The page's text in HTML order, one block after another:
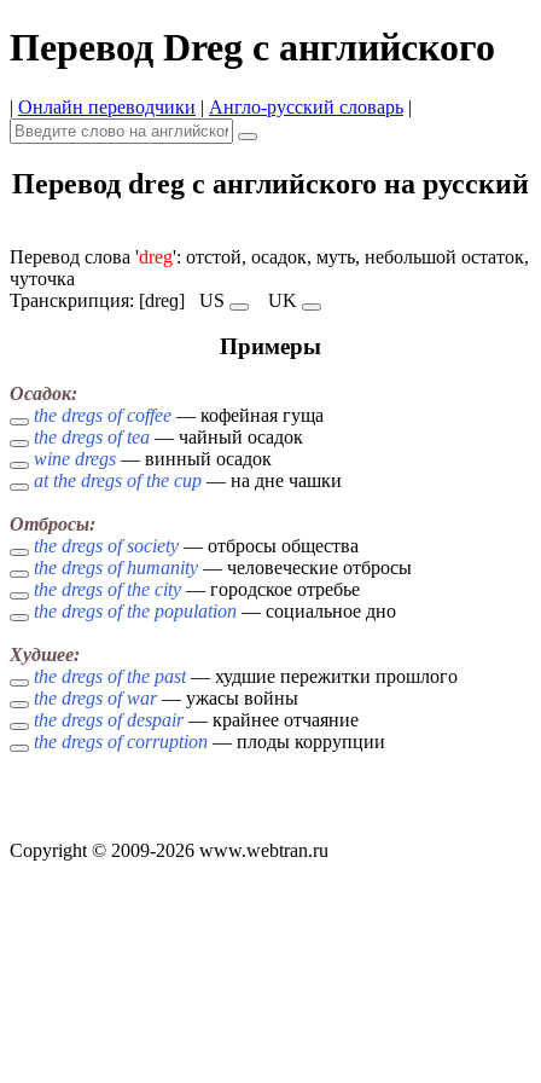
Перевод Dreg с английского
| Онлайн переводчики | Англо-русский словарь |
Перевод dreg с английского на русский
Перевод слова 'dreg': отстой, осадок, муть, небольшой остаток,
чуточка
Транскрипция: [dreɡ] US UK
Примеры
Осадок:
the dregs of coffee — кофейная гуща
the dregs of tea — чайный осадок
wine dregs — винный осадок
at the dregs of the cup — на дне чашки
Отбросы:
the dregs of society — отбросы общества
the dregs of humanity — человеческие отбросы
the dregs of the city — городское отребье
the dregs of the population — социальное дно
Худшее:
the dregs of the past— худшие пережитки прошлого
the dregs of war— ужасы войны
the dregs of despair— крайнее отчаяние
the dregs of corruption — плоды коррупции
Copyright © 2009-2026 www.webtran.ru